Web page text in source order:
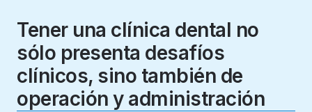
Tener una clínica dental no
sólo presenta desafíos
clínicos, sino también de
operación y administración